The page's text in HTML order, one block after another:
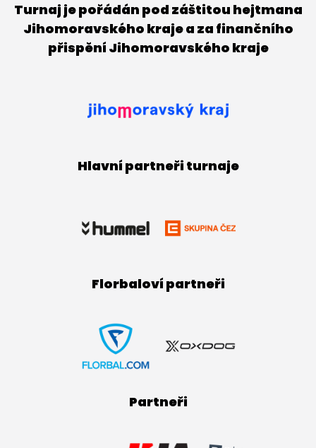
Turnaj je pořádán pod záštitou hejtmana
Jihomoravského kraje a za finančního
přispění Jihomoravského kraje
Hlavní partneři turnaje
Florbaloví partneři
Partneři